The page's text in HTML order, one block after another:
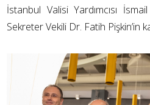
İstanbul Valisi Yardımcısı
Sekreter Vekili Dr. Fatih Pişkin’in